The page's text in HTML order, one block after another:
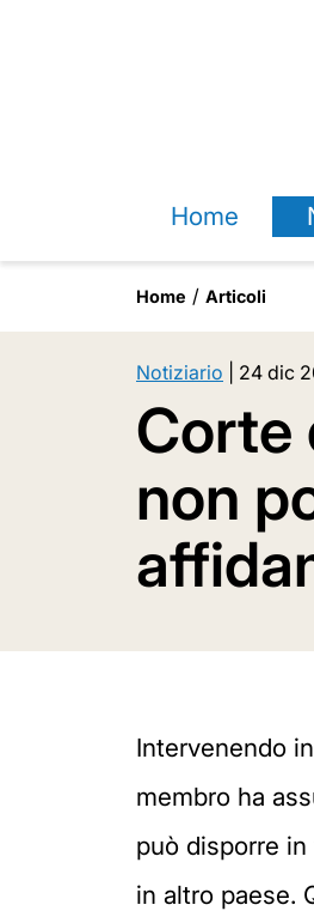
Home
Home Articoli
Notiziario 24 dic
Corte
non
Intervenendo
membro ha
può disporre
in altro paese.